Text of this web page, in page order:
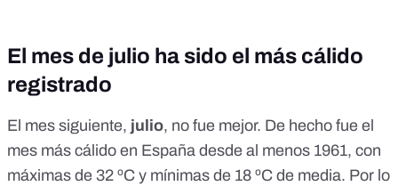
El mes de julio ha sido el más cálido
registrado
El mes siguiente, julio, no fue mejor. De hecho fue el
mes más cálido en España desde al menos 1961, con
máximas de 32 ºC y mínimas de 18 ºC de media. Por lo